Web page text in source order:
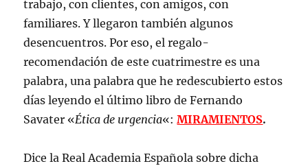
trabajo, con clientes, con amigos, con
familiares. Y llegaron también algunos
desencuentros. Por eso, el regalo-
recomendación de este cuatrimestre es una
palabra, una palabra que he redescubierto estos
días leyendo el último libro de Fernando
Savater «Ética de urgencia«:MIRAMIENTOS.
Dice la Real Academia Española sobre dicha